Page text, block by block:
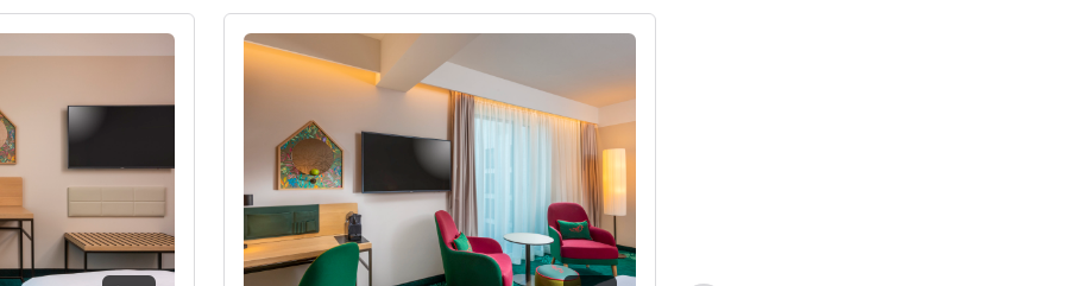
راجع التفاصيل راجع التفاصيل